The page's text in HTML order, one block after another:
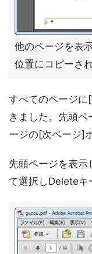
他のページを表
位置にコピーさ
すべてのページ
きました。先頭
ージの[次ページ]
先頭ページを表
て選択しDeleteキ